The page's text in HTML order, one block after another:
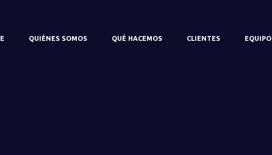
QUIÉNES SOMOS QUÉ HACEMOS CLIENTES EQUIPO